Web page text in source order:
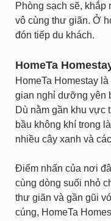
Phòng sạch sẽ, khắp
vô cùng thư giãn. Ở
đón tiếp du khách.
HomeTa
HomeTa Homestay
gian nghỉ dưỡng yên
Dù nằm gần khu vực
bầu không khí trong
nhiều cây xanh và
Điểm nhấn của nơi
cùng dòng suối nhỏ
thư giãn và gần gũi
cúng, HomeTa